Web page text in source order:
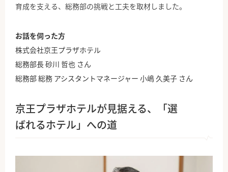
育成を支える、総務部の挑戦と工夫を取材しました。
お話を伺った方
株式会社京王プラザホテル
総務部長 砂川 哲也 さん
総務部 総務 アシスタントマネージャー 小嶋 久美子 さん
京王プラザホテルが見据える、「選
ばれるホテル」への道